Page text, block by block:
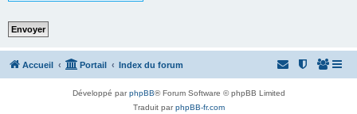
Accueil Portail Index du forum
Développé parphpBB® Forum Software © phpBB Limited
Traduit parphpBB-fr.com